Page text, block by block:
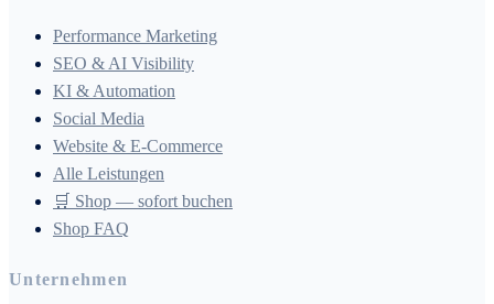
Performance Marketing
SEO & AI Visibility
KI & Automation
Social Media
Website & E-Commerce
Alle Leistungen
🛒 Shop — sofort buchen
Shop FAQ
Unternehmen